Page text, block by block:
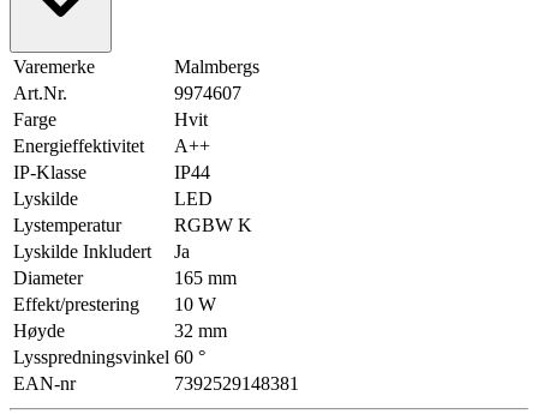
Varemerke
Malmbergs
Art.Nr.
9974607
Farge
Hvit
Energieffektivitet
A++
IP-Klasse
IP44
Lyskilde
LED
Lystemperatur
RGBW K
Lyskilde Inkludert
Ja
Diameter
165 mm
Effekt/prestering
10 W
Høyde
32 mm
Lysspredningsvinkel 60 °
EAN-nr
7392529148381